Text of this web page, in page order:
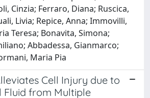
Cinzia; Ferraro, Diana; Ruscica,
Livia; Repice, Anna; Immovilli,
Teresa; Bonavita, Simona;
Abbadessa, Gianmarco;
Maria Pia
Cell Injury due to
Fluid from Multiple